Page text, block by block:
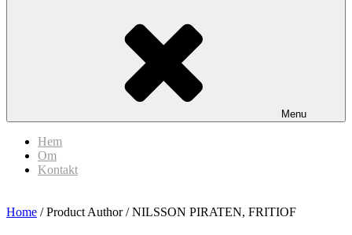
Menu
Hem
Om
Kontakt
Home / Product Author / NILSSON PIRATEN, FRITIOF